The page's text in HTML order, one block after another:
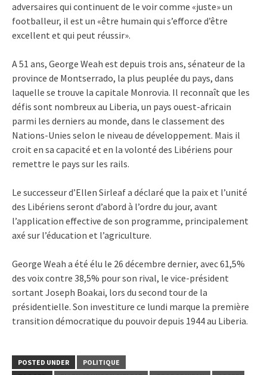
adversaires qui continuent de le voir comme «juste» un
footballeur, il est un «être humain qui s’efforce d’être
excellent et qui peut réussir».
A 51 ans, George Weah est depuis trois ans, sénateur de la
province de Montserrado, la plus peuplée du pays, dans
laquelle se trouve la capitale Monrovia. Il reconnaît que les
défis sont nombreux au Liberia, un pays ouest-africain
parmi les derniers au monde, dans le classement des
Nations-Unies selon le niveau de développement. Mais il
croit en sa capacité et en la volonté des Libériens pour
remettre le pays sur les rails.
Le successeur d’Ellen Sirleaf a déclaré que la paix et l’unité
des Libériens seront d’abord à l’ordre du jour, avant
l’application effective de son programme, principalement
axé sur l’éducation et l’agriculture.
George Weah a été élu le 26 décembre dernier, avec 61,5%
des voix contre 38,5% pour son rival, le vice-président
sortant Joseph Boakai, lors du second tour de la
présidentielle. Son investiture ce lundi marque la première
transition démocratique du pouvoir depuis 1944 au Liberia.
POSTED UNDER
POLITIQUE